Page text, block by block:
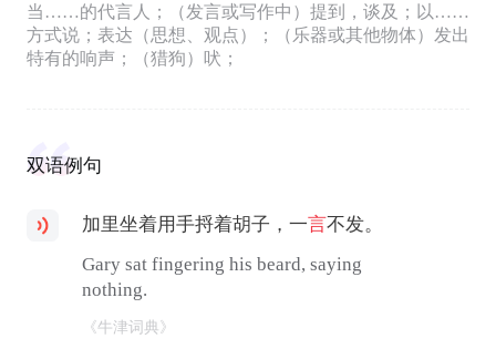
当……的代言人；（发言或写作中）提到，谈及；以……
方式说；表达（思想、观点）；（乐器或其他物体）发出
特有的响声；（猎狗）吠；
双语例句
加里坐着用手捋着胡子，一言不发。
Gary sat fingering his beard, saying
nothing.
《牛津词典》